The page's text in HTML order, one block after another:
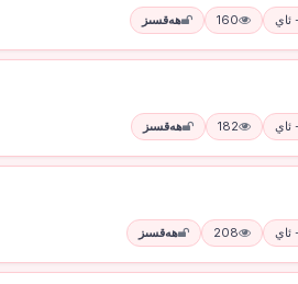
160 ھەقسىز
182 ھەقسىز
208 ھەقسىز